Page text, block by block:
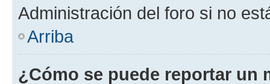
Administración del foro si no
Arriba
¿Cómo se puede reportar un